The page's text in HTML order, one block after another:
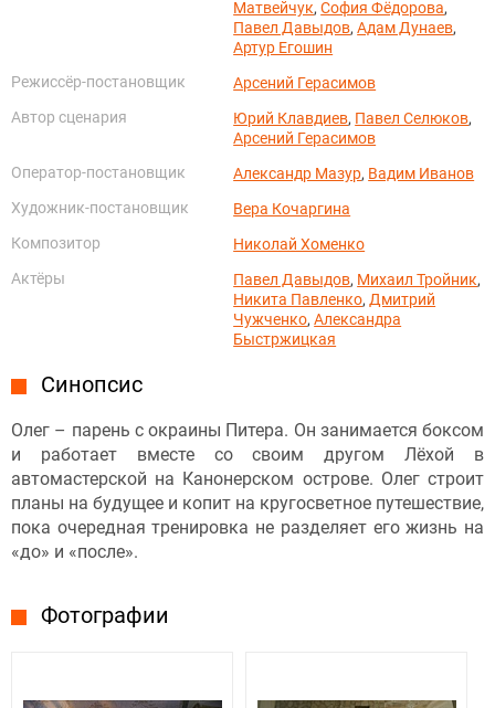
Матвейчук,София Фёдорова,
Павел Давыдов,Адам Дунаев,
Артур Егошин
Режиссёр-постановщик
Арсений Герасимов
Автор сценария
Юрий Клавдиев, Павел Селюков,
Арсений Герасимов
Оператор-постановщик
Александр Мазур, Вадим Иванов
Художник-постановщик
Вера Кочаргина
Композитор
Николай Хоменко
Актёры
Павел Давыдов, Михаил Тройник,
Никита Павленко, Дмитрий
Чужченко,Александра
Быстржицкая
Синопсис
Олег – парень с окраины Питера. Он занимается боксом
и работает вместе со своим другом Лёхой в
автомастерской на Канонерском острове. Олег строит
планы на будущее и копит на кругосветное путешествие,
пока очередная тренировка не разделяет его жизнь на
«до» и «после».
Фотографии